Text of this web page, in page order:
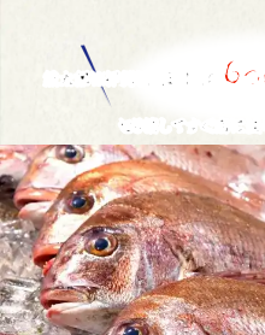
魚太郎は伊勢湾・三河湾の 6 つ
セリ落してすぐ店に並
中間業者が入らない